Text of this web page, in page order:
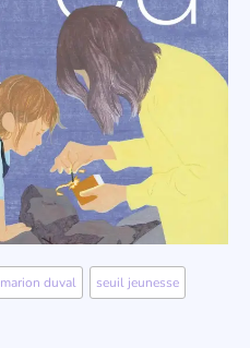
marion duval seuil jeunesse